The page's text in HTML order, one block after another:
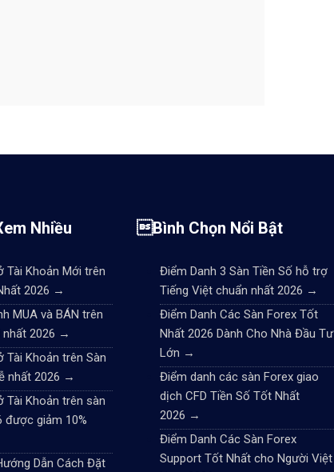
Nhiều
Tài Khoản Mới trên
2026 →
MUA và BÁN trên
2026 →
Tài Khoản trên Sàn
nhất 2026 →
Tài Khoản trên sàn
được giảm 10%
Dẫn Cách Đặt
Bình Chọn Nổi Bật
Điểm Danh 3 Sàn Tiền Số hỗ trợ
Tiếng Việt chuẩn nhất 2026 →
Điểm Danh Các Sàn Forex Tốt
Nhất 2026 Dành Cho Nhà Đầu Tư
Lớn →
Điểm danh các sàn Forex giao
dịch CFD Tiền Số Tốt Nhất
2026 →
Điểm Danh Các Sàn Forex
Support Tốt Nhất cho Người Việt